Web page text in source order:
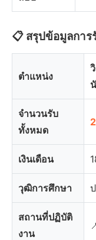
📋 สรุปข้อมูลการ
ตำแหน่ง
จำนวนรับ
ทั้งหมด
เงินเดือน
วุฒิการศึกษา
สถานที่ปฏิบัติ
งาน